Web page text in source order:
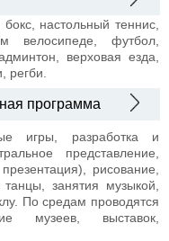
настольный теннис,
велосипеде, футбол,
верховая езда,
регби.
программа
игры, разработка и
представление,
рисование,
занятия музыкой,
По средам проводятся
музеев, выставок,